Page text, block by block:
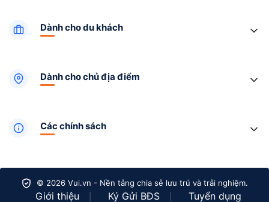
Dành cho du khách
Dành cho chủ địa điểm
Các chính sách
© 2026 Vui.vn - Nền tảng chia sẻ lưu trú và trải nghiệm.
Giới thiệu Ký Gửi BĐS Tuyển dụng